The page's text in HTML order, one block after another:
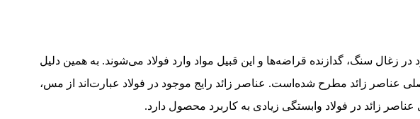
زغال سنگ، گدازنده قراضه‌ها و این قبیل مواد وارد فولاد می‌شوند. به همین دلیل
عناصر زائد مطرح شده‌است. عناصر زائد رایج موجود در فولاد عبارت‌اند از مس،
زائد در فولاد وابستگی زیادی به کاربرد محصول دارد.